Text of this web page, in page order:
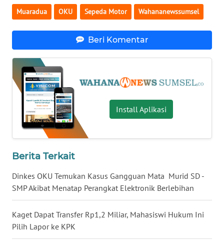
Muaradua OKU Sepeda Motor Wahananewssumsel
Beri Komentar
Install Aplikasi
Berita Terkait
Dinkes OKU Temukan Kasus Gangguan Mata Murid SD -
SMP Akibat Menatap Perangkat Elektronik Berlebihan
Kaget Dapat Transfer Rp1,2 Miliar, Mahasiswi Hukum Ini
Pilih Lapor ke KPK
WN
JATENG
NUSANTARA
WN
JOGJA
WN
JATIM
WN
WN
WN
KALTENG